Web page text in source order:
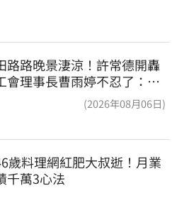
路路晚景淒涼！許常德開轟
會理事長曹雨婷不忍了：別
(2026年08月06日)
歲料理網紅肥大叔逝！月業
千萬3心法